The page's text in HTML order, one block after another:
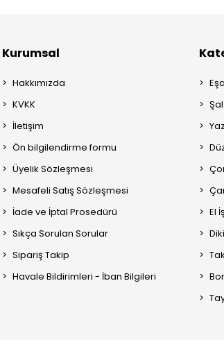
Kurumsal
Hakkımızda
KVKK
İletişim
Ön bilgilendirme formu
Üyelik Sözleşmesi
Mesafeli Satış Sözleşmesi
İade ve İptal Prosedürü
Sıkça Sorulan Sorular
Sipariş Takip
Havale Bildirimleri - İban Bilgileri
Şal
El